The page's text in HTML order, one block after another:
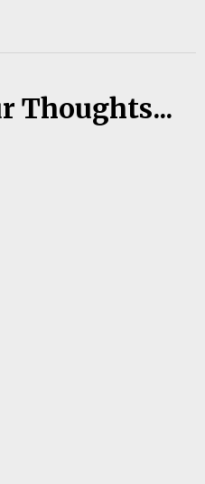
Thoughts...